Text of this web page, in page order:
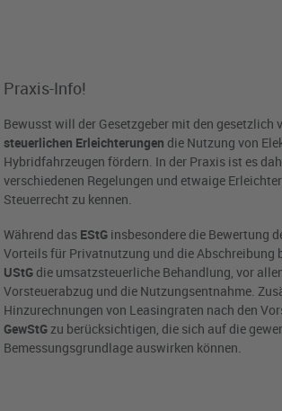
Praxis-Info!
Bewusst will der Gesetzgeber mit den gesetzlich
steuerlichen Erleichterungen die Nutzung von
Hybridfahrzeugen fördern. In der Praxis ist es
verschiedenen Regelungen und etwaige
Steuerrecht zu kennen.
Während das EStG insbesondere die Bewertung
Vorteils für Privatnutzung und die Abschreibung
UStG die umsatzsteuerliche Behandlung, vor
Vorsteuerabzug und die Nutzungsentnahme.
Hinzurechnungen von Leasingraten nach den
GewStGzu berücksichtigen, die sich auf die
Bemessungsgrundlage auswirken können.